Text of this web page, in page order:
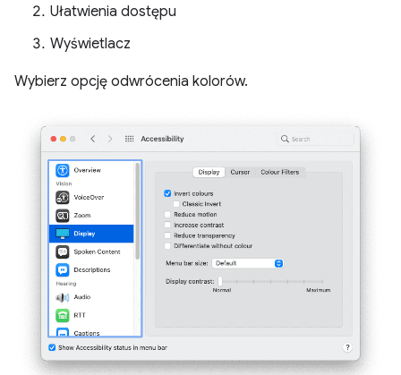
Ułatwienia dostępu
Wyświetlacz
Wybierz opcję odwrócenia kolorów.